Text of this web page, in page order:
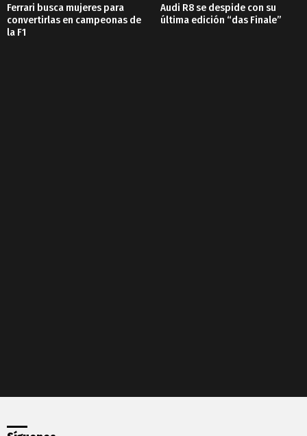
Ferrari busca mujeres para
convertirlas en campeonas de
la F1
Audi R8 se despide con su
última edición “das Finale”